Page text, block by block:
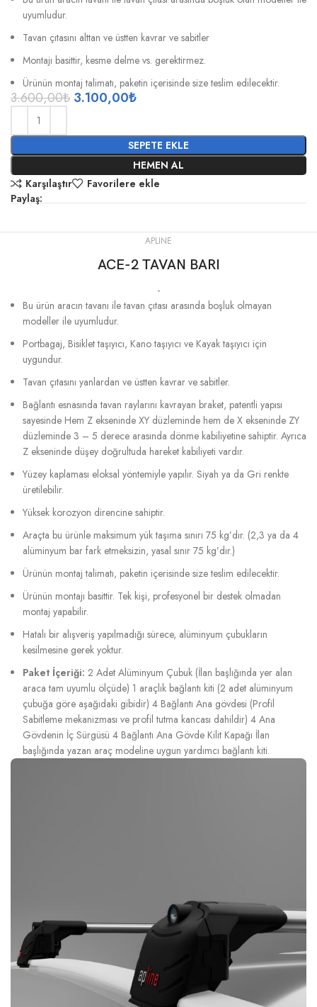
uyumludur.
Tavan çıtasını alttan ve üstten kavrar ve sabitler
Montajı basittir, kesme delme vs. gerektirmez.
Ürünün montaj talimatı, paketin içerisinde size teslim edilecektir.
3.600,00₺ 3.100,00₺
SEPETE EKLE
HEMEN AL
Karşılaştır
Favorilere ekle
Paylaş:
APLINE
ACE-2 TAVAN BARI
-
Bu ürün aracın tavanı ile tavan çıtası arasında boşluk olmayan
modeller ile uyumludur.
Portbagaj, Bisiklet taşıyıcı, Kano taşıyıcı ve Kayak taşıyıcı için
uygundur.
Tavan çıtasını yanlardan ve üstten kavrar ve sabitler.
Bağlantı esnasında tavan raylarını kavrayan braket, patentli yapısı
sayesinde Hem Z ekseninde XY düzleminde hem de X ekseninde ZY
düzleminde 3 – 5 derece arasında dönme kabiliyetine sahiptir. Ayrıca
Z ekseninde düşey doğrultuda hareket kabiliyeti vardır.
Yüzey kaplaması eloksal yöntemiyle yapılır. Siyah ya da Gri renkte
üretilebilir.
Yüksek korozyon direncine sahiptir.
Araçta bu ürünle maksimum yük taşıma sınırı 75 kg’dır. (2,3 ya da 4
alüminyum bar fark etmeksizin, yasal sınır 75 kg’dır.)
Ürünün montaj talimatı, paketin içerisinde size teslim edilecektir.
Ürünün montajı basittir. Tek kişi, profesyonel bir destek olmadan
montaj yapabilir.
Hatalı bir alışveriş yapılmadığı sürece, alüminyum çubukların
kesilmesine gerek yoktur.
Paket İçeriği: 2 Adet Alüminyum Çubuk (İlan başlığında yer alan
araca tam uyumlu ölçüde) 1 araçlık bağlantı kiti (2 adet alüminyum
çubuğa göre aşağıdaki gibidir) 4 Bağlantı Ana gövdesi (Profil
Sabitleme mekanizması ve profil tutma kancası dahildir) 4 Ana
Gövdenin İç Sürgüsü 4 Bağlantı Ana Gövde Kilit Kapağı İlan
başlığında yazan araç modeline uygun yardımcı bağlantı kiti.